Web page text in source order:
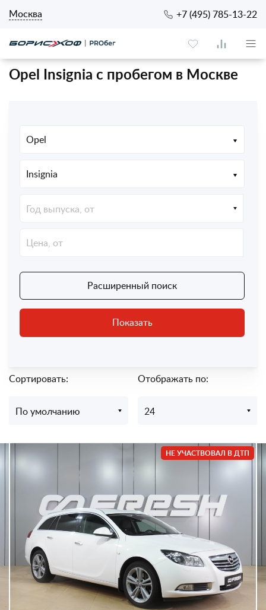
Москва +7 (495) 785-13-22
Opel Insignia с пробегом в Москве
Opel
Insignia
Год выпуска, от
Расширенный поиск
Показать
Сортировать:
По умолчанию
Отображать по:
24
НЕ УЧАСТВОВАЛ В ДТП